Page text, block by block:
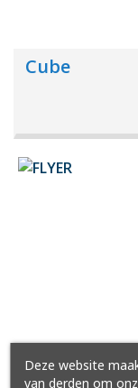
Cube
Deze website
van derden om